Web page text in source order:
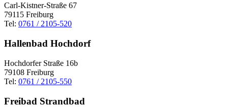
Carl-Kistner-Straße 67
79115 Freiburg
Tel: 0761 / 2105-520
Hallenbad Hochdorf
Hochdorfer Straße 16b
79108 Freiburg
Tel: 0761 / 2105-550
Freibad Strandbad